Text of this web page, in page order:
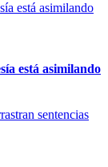
está asimilando